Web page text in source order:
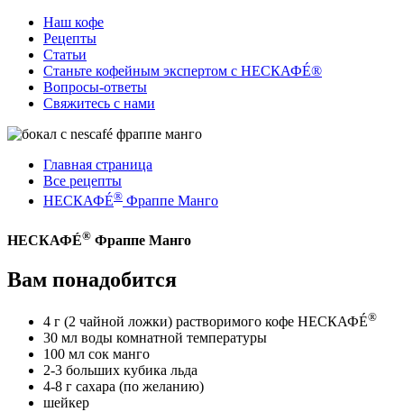
Наш кофе
Рецепты
Cтатьи
Станьте кофейным экспертом с НЕСКАФÉ®
Вопросы-ответы
Свяжитесь с нами
Главная страница
Все рецепты
НЕСКАФÉ® Фраппе Манго
НЕСКАФÉ® Фраппе Манго
Вам понадобится
4 г (2 чайной ложки) растворимого кофе НЕСКАФÉ®
30 мл воды комнатной температуры
100 мл сок манго
2-3 больших кубика льда​
4-8 г сахара (по желанию)​
шейкер